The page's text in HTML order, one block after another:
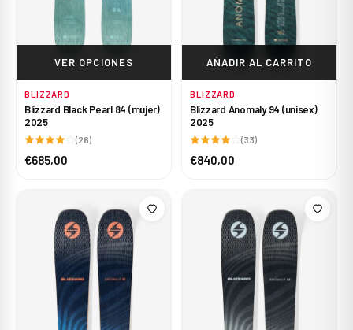
VER OPCIONES
BLIZZARD
Blizzard Black Pearl 84 (mujer)
2025
(26)
€685,00
AÑADIR AL CARRITO
BLIZZARD
Blizzard Anomaly 94 (unisex)
2025
(33)
€840,00